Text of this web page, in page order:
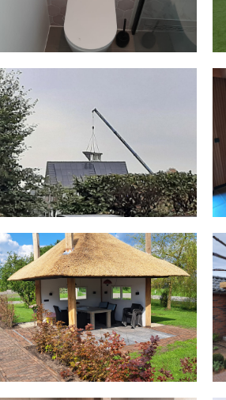
ZOLDER
HOOIBERG VERANDA MET
EIKENHOUTEN CONSTRUCTIE
EN RIETEN DAK
COMPLETE VERBOUWING
APPARTEMENT